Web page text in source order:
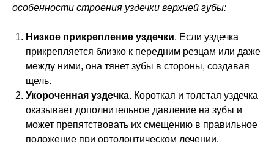
особенности строения уздечки верхней губы:
Низкое прикрепление уздечки. Если уздечка
прикрепляется близко к передним резцам или даже
между ними, она тянет зубы в стороны, создавая
щель.
Укороченная уздечка. Короткая и толстая уздечка
оказывает дополнительное давление на зубы и
может препятствовать их смещению в правильное
положение при ортодонтическом лечении.